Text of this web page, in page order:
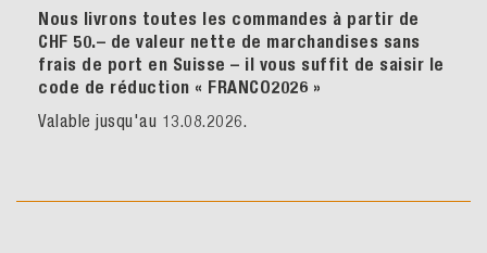
Nous livrons toutes les commandes à partir de
CHF 50.– de valeur nette de marchandises sans
frais de port en Suisse – il vous suffit de saisir le
code de réduction « FRANCO2026 »
Valable jusqu'au 13.08.2026.